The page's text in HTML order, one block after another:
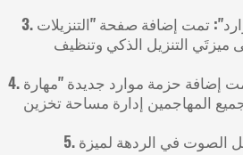
3. تحسين "مركز تنزيل الموارد": تمت إضافة صفحة "التنزيلات
ميزتَي التنزيل الذكي وتنظيف
4. تمت إضافة حزمة موارد جديدة "مهارة EVO" تدعم التنزيل عند
المهاجمين إدارة مساحة تخزين